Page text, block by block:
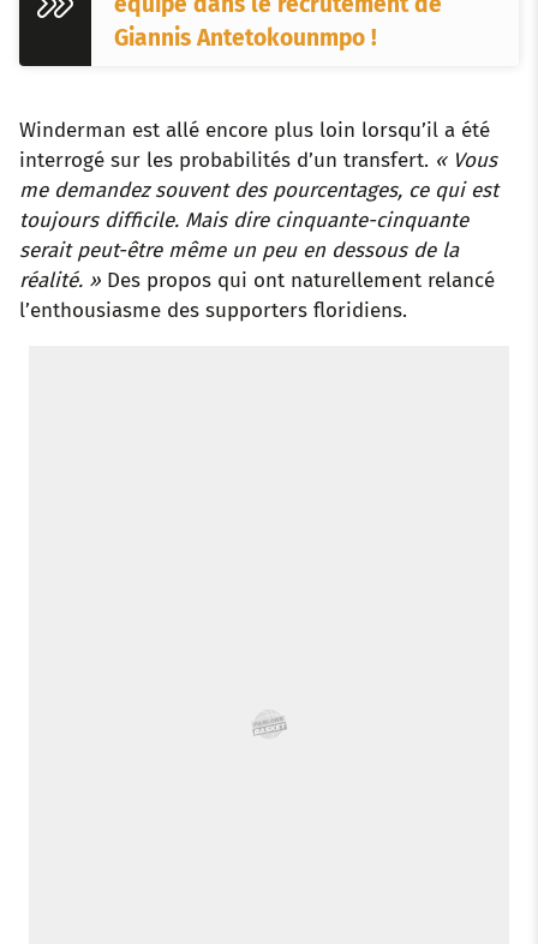
Giannis Antetokounmpo !
Winderman est allé encore plus loin lorsqu’il a été
interrogé sur les probabilités d’un transfert. « Vous
me demandez souvent des pourcentages, ce qui est
toujours difficile. Mais dire cinquante-cinquante
serait peut-être même un peu en dessous de la
réalité. » Des propos qui ont naturellement relancé
l’enthousiasme des supporters floridiens.